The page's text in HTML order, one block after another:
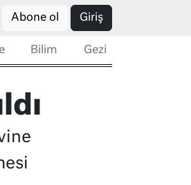
Abone ol Giriş
Bilim Gezi